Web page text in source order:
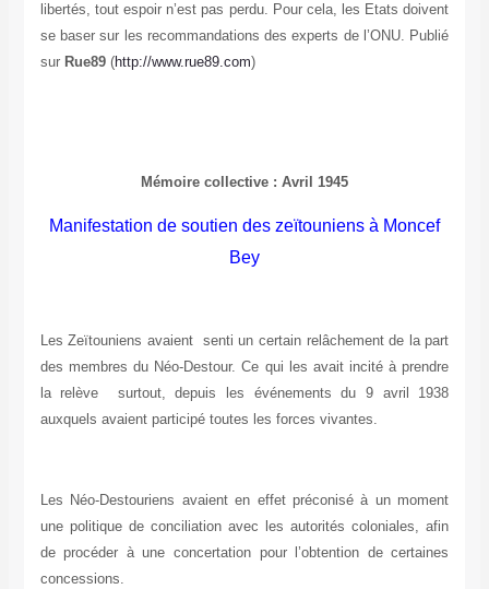
libertés, tout espoir n’est pas perdu. Pour cela, les Etats doivent
se baser sur les recommandations des experts de l’ONU. Publié
sur Rue89 (http://www.rue89.com)
Mémoire collective : Avril 1945
Manifestation de soutien des zeïtouniens à Moncef
Bey
Les Zeïtouniens avaient senti un certain relâchement de la part
des membres du Néo-Destour. Ce qui les avait incité à prendre
la relève surtout, depuis les événements du 9 avril 1938
auxquels avaient participé toutes les forces vivantes.
Les Néo-Destouriens avaient en effet préconisé à un moment
une politique de conciliation avec les autorités coloniales, afin
de procéder à une concertation pour l’obtention de certaines
concessions.